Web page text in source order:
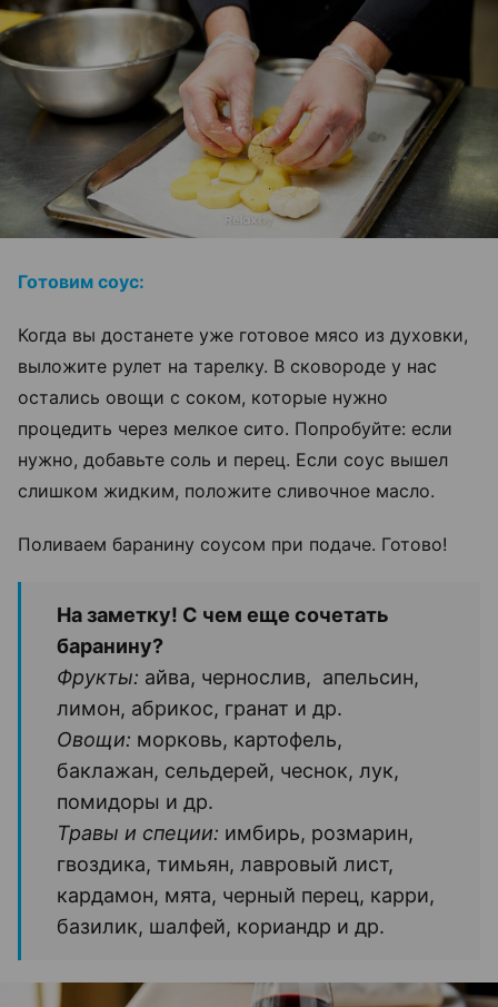
Готовим соус:
Когда вы достанете уже готовое мясо из духовки,
выложите рулет на тарелку. В сковороде у нас
остались овощи с соком, которые нужно
процедить через мелкое сито. Попробуйте: если
нужно, добавьте соль и перец. Если соус вышел
слишком жидким, положите сливочное масло.
Поливаем баранину соусом при подаче. Готово!
На заметку! С чем еще сочетать
баранину?
Фрукты: айва, чернослив, апельсин,
лимон, абрикос, гранат и др.
Овощи: морковь, картофель,
баклажан, сельдерей, чеснок, лук,
помидоры и др.
Травы и специи: имбирь, розмарин,
гвоздика, тимьян, лавровый лист,
кардамон, мята, черный перец, карри,
базилик, шалфей, кориандр и др.